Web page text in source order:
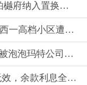
南京二手房“以旧换新”再扩容 河西颐和·铂樾府纳入置换范围，共计10盘可选
“一般住宅”过户后成了“酒店式公寓” ？河西一高档小区遭遇权证“变脸”，相关部门回应仍按住宅登记
一网店用“Labubu”形象制作蛋糕并销售，被泡泡玛特公司起诉
怂恿无收入少女网贷整容？ 法院：合同无效，余款利息全由商家担！